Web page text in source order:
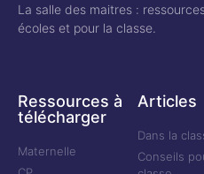
La salle des maitres :
écoles et pour la classe.
Ressources à
télécharger
Maternelle
Articles
Dans la
Conseils